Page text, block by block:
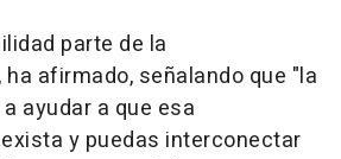
parte de la
afirmado, señalando que "la
ayudar a que esa
y puedas interconectar